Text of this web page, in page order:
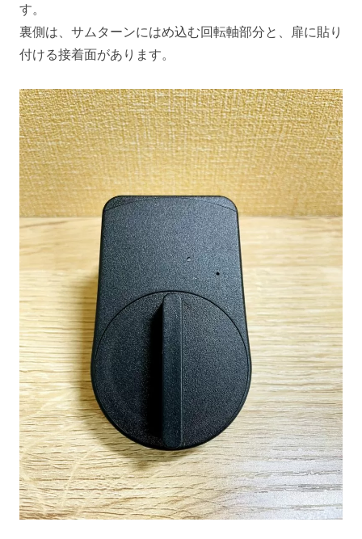
す。
裏側は、サムターンにはめ込む回転軸部分と、扉に貼り
付ける接着面があります。